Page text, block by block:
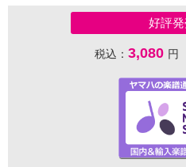
好評発
税込： 3,080 円